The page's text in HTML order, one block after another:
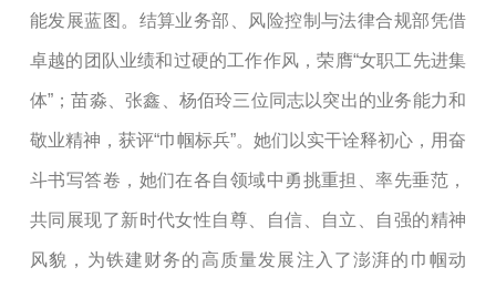
能发展蓝图。结算业务部、风险控制与法律合规部凭借
卓越的团队业绩和过硬的工作作风，荣膺“女职工先进集
体”；苗淼、张鑫、杨佰玲三位同志以突出的业务能力和
敬业精神，获评“巾帼标兵”。她们以实干诠释初心，用奋
斗书写答卷，她们在各自领域中勇挑重担、率先垂范，
共同展现了新时代女性自尊、自信、自立、自强的精神
风貌，为铁建财务的高质量发展注入了澎湃的巾帼动